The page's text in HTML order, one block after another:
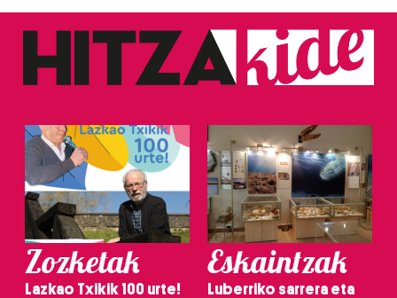
Zozketak
Lazkao Txikik 100 urte!
Eskaintzak
Luberriko sarrera eta